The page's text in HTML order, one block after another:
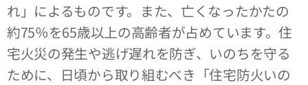
れ」によるものです。また、亡くなったかたの
約75％を65歳以上の高齢者が占めています。住
宅火災の発生や逃げ遅れを防ぎ、いのちを守る
ために、日頃から取り組むべき「住宅防火いの